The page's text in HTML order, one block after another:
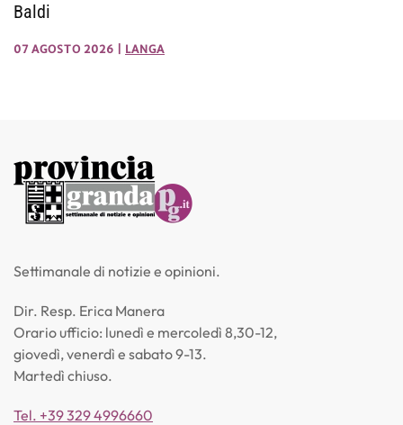
Baldi
07 AGOSTO 2026 LANGA
Settimanale di notizie e opinioni.
Dir. Resp. Erica Manera
Orario ufficio: lunedì e mercoledì 8,30-12,
giovedì, venerdì e sabato 9-13.
Martedì chiuso.
Tel. +39 329 4996660